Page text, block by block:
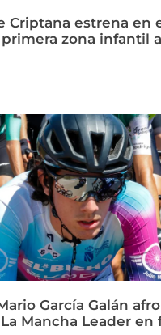
Criptana estrena en
zona infantil
García Galán
Mancha Leader en